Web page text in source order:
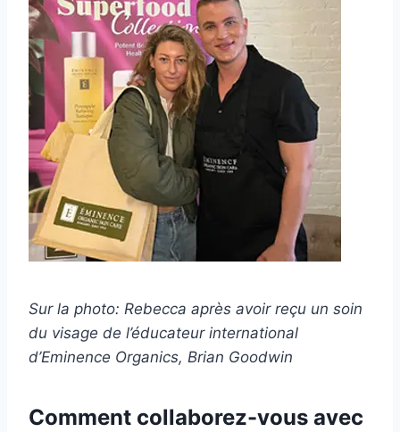
Sur la photo: Rebecca après avoir reçu un soin
du visage de l’éducateur international
d’Eminence Organics, Brian Goodwin
Comment collaborez-vous avec